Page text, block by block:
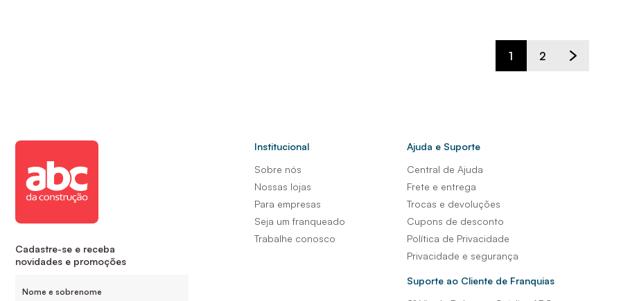
1 2
Cadastre-se e receba
novidades e promoções
Institucional
Sobre nós
Nossas lojas
Para empresas
Seja um franqueado
Trabalhe conosco
Ajuda e Suporte
Central de Ajuda
Frete e entrega
Trocas e devoluções
Cupons de desconto
Política de Privacidade
Privacidade e segurança
Suporte ao Cliente de Franquias